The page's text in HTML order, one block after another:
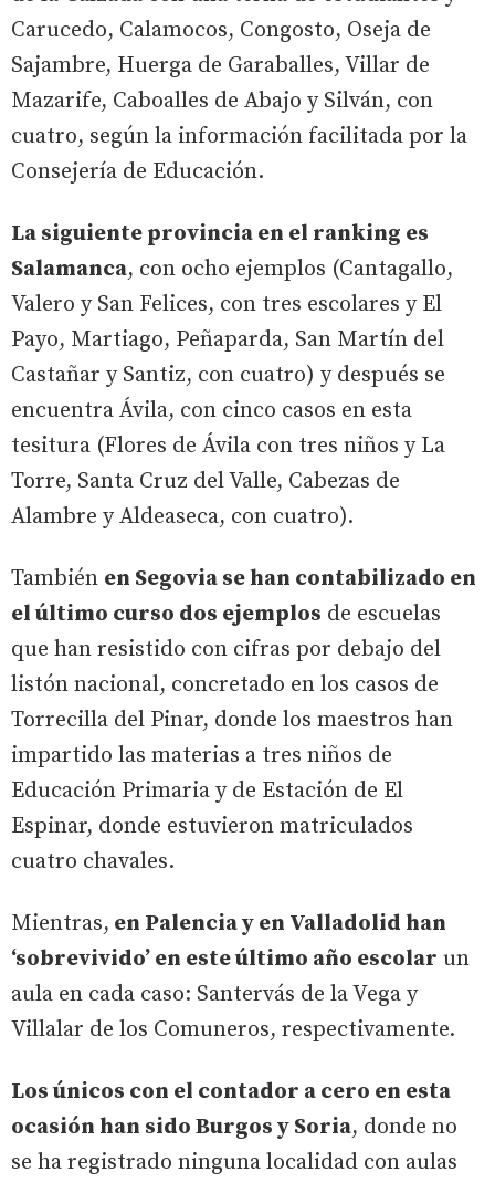
Carucedo, Calamocos, Congosto, Oseja de
Sajambre, Huerga de Garaballes, Villar de
Mazarife, Caboalles de Abajo y Silván, con
cuatro, según la información facilitada por la
Consejería de Educación.
La siguiente provincia en el ranking es
Salamanca, con ocho ejemplos (Cantagallo,
Valero y San Felices, con tres escolares y El
Payo, Martiago, Peñaparda, San Martín del
Castañar y Santiz, con cuatro) y después se
encuentra Ávila, con cinco casos en esta
tesitura (Flores de Ávila con tres niños y La
Torre, Santa Cruz del Valle, Cabezas de
Alambre y Aldeaseca, con cuatro).
También en Segovia se han contabilizado en
el último curso dos ejemplos de escuelas
que han resistido con cifras por debajo del
listón nacional, concretado en los casos de
Torrecilla del Pinar, donde los maestros han
impartido las materias a tres niños de
Educación Primaria y de Estación de El
Espinar, donde estuvieron matriculados
cuatro chavales.
Mientras, en Palencia y en Valladolid han
‘sobrevivido’ en este último año escolar un
aula en cada caso: Santervás de la Vega y
Villalar de los Comuneros, respectivamente.
Los únicos con el contador a cero en esta
ocasión han sido Burgos y Soria, donde no
se ha registrado ninguna localidad con aulas